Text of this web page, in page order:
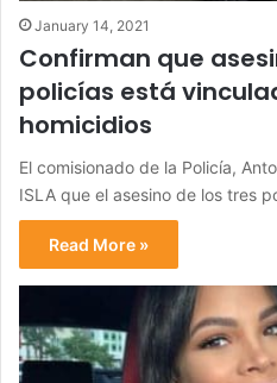
January 14, 2021
Confirman que
policías está
homicidios
El comisionado de la Policía,
ISLA que el asesino de los tres
Read More »